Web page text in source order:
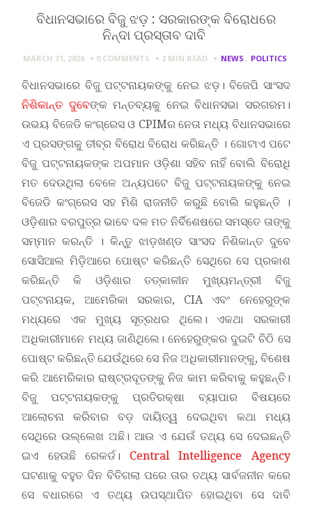
ବିଧାନସଭାରେ ବିଜୁ ଝଡ଼ : ସରକାରଙ୍କ ବିରୋଧରେ
ନିନ୍ଦା ପ୍ରସ୍ତାବ ଦାବି
MARCH 31, 2026 0 COMMENTS 2 MIN READ NEWS , POLITICS
ବିଧାନସଭାରେ ବିଜୁ ପଟ୍ଟନାୟକଙ୍କୁ ନେଇ ଝଡ଼। ବିଜେପି ସାଂସଦ
ନିଶିକାନ୍ତ ଦୁବେଙ୍କ ମନ୍ତବ୍ୟକୁ ନେଇ ବିଧାନସଭା ସରଗରମ।
ଉଭୟ ବିଜେଡି କଂଗ୍ରେସ ଓ CPIMର ନେତା ମଧ୍ୟ ବିଧାନସଭାରେ
ଏ ପ୍ରସଙ୍ଗକୁ ତୀବ୍ର ବିରୋଧ ବିରୋଧ କରିଛନ୍ତି । ଗୋଟାଏ ପଟେ
ବିଜୁ ପଟ୍ଟନାୟକଙ୍କ ଅପମାନ ଓଡ଼ିଶା ସହିବ ନାହିଁ ବୋଲି ବିରୋଧି
ମତ ଦେଉଥିଲା ବେଳେ ଅନ୍ୟପଟେ ବିଜୁ ପଟ୍ଟନାୟକଙ୍କୁ ନେଇ
ବିଜେଡି କଂଗ୍ରେସ ସହ ମିଶି ରାଜନୀତି କରୁଛି ବୋଲି କହୁଛନ୍ତି ।
ଓଡ଼ିଶାର ବରପୁତ୍ର ଭାବେ ଦଳ ମତ ନିର୍ବିଶେଷରେ ସମସ୍ତେ ତାଙ୍କୁ
ସମ୍ମାନ କରନ୍ତି । କିନ୍ତୁ ଝାଡ଼ଖଣ୍ଡ ସାଂସଦ ନିଶିକାନ୍ତ ଦୁବେ
ସୋସିଆଲ ମିଡ଼ିଆରେ ପୋଷ୍ଟ କରିଛନ୍ତି ସେଥିରେ ସେ ପ୍ରକାଶ
କରିଛନ୍ତି କି ଓଡ଼ିଶାର ତତ୍କାଳୀନ ମୁଖ୍ୟମନ୍ତ୍ରୀ ବିଜୁ
ପଟ୍ଟନାୟକ, ଆମେରିକା ସରକାର, CIA ଏବଂ ନେହେରୁଙ୍କ
ମଧ୍ୟରେ ଏକ ମୁଖ୍ୟ ସୂତ୍ରଧର ଥିଲେ। ଏକଥା ସରକାରୀ
ଅଧିକାରୀମାନେ ମଧ୍ୟ ଜାଣିଥିଲେ। ନେହେରୁଙ୍କର ଦୁଇଟି ଚିଠି ସେ
ପୋଷ୍ଟ କରିଛନ୍ତି ଯେଉଁଥିରେ ସେ ନିଜ ଅଧିକାରୀମାନଙ୍କୁ, ବିଶେଷ
କରି ଆମେରିକାର ରାଷ୍ଟ୍ରଦୂତଙ୍କୁ ନିଜ କାମ କରିବାକୁ କହୁଛନ୍ତି।
ବିଜୁ ପଟ୍ଟନାୟକଙ୍କୁ ପ୍ରତିରକ୍ଷା ବ୍ୟାପାର ବିଷୟରେ
ଆଲୋଚନା କରିବାର ବଡ଼ ଦାୟିତ୍ୱ ଦେଇଥିବା କଥା ମଧ୍ୟ
ସେଥିରେ ଉଲ୍ଲେଖ ଅଛି। ଆଉ ଏ ଯେଉଁ ତଥ୍ୟ ସେ ଦେଇଛନ୍ତି
ଇଏ ହେଉଛି ରେକର୍ଡ। Central Intelligence Agency
ଘଟଣାକୁ ବହୁତ ଦିନ ବିତିଗଲା ପରେ ତାର ତଥ୍ୟ ସାର୍ବଜନୀନ କରେ
ସେ ବଧାରରେ ଏ ତଥ୍ୟ ଉପସ୍ଥାପିତ ହୋଇଥିବା ସେ ଦାବି